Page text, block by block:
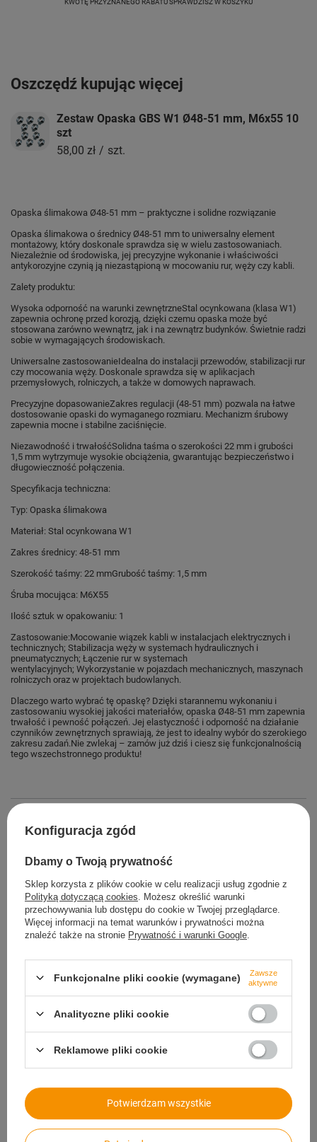
KWOTĘ PRZYZNANEGO RABATU SPRAWDZISZ W KOSZYKU
Oszczędź kupując więcej
Zestaw Opaska GBS W1 Ø48-51 mm, M6x55 10
szt
58,00 zł / szt.
Opaska ślimakowa Ø48-51 mm – praktyczne i solidne rozwiązanie
Opaska ślimakowa o średnicy Ø48-51 mm to uniwersalny element
montażowy, który doskonale sprawdza się w wielu zastosowaniach.
Niezależnie od środowiska, jej precyzyjne wykonanie i właściwości
antykorozyjne czynią ją niezastąpioną w mocowaniu rur, węży czy kabli.
Zalety produktu:
Wysoka odporność na warunki zewnętrzneStal ocynkowana (klasa W1)
zapewnia ochronę przed korozją, dzięki czemu opaska może być
stosowana zarówno wewnątrz, jak i na zewnątrz budynków. Świetnie radzi
sobie w wymagających środowiskach.
Uniwersalne zastosowanieIdealna do instalacji przewodów, stabilizacji rur
czy mocowania węży. Doskonale sprawdza się w aplikacjach
przemysłowych, rolniczych, a także w domowych naprawach.
Precyzyjne dopasowanieZakres regulacji (48-51 mm) pozwala na łatwe
dostosowanie opaski do wymaganego rozmiaru. Mechanizm śrubowy
zapewnia mocne i stabilne zaciśnięcie.
Niezawodność i trwałośćSolidna taśma o szerokości 22 mm i grubości
1,5 mm wytrzymuje wysokie obciążenia, gwarantując bezpieczeństwo i
długowieczność połączenia.
Specyfikacja techniczna:
Typ: Opaska ślimakowa
Materiał: Stal ocynkowana W1
Zakres średnicy: 48-51 mm
Szerokość taśmy: 22 mmGrubość taśmy: 1,5 mm
Śruba mocująca: M6X55
Ilość sztuk w opakowaniu: 1
Zastosowanie:Mocowanie wiązek kabli w instalacjach elektrycznych i
technicznych; Stabilizacja węży w systemach hydraulicznych i
pneumatycznych; Łączenie rur w systemach
wentylacyjnych; Wykorzystanie w pojazdach mechanicznych, maszynach
rolniczych oraz w projektach budowlanych.
Dlaczego warto wybrać tę opaskę? Dzięki starannemu wykonaniu i
zastosowaniu wysokiej jakości materiałów, opaska Ø48-51 mm zapewnia
trwałość i pewność połączeń. Jej elastyczność i odporność na działanie
czynników zewnętrznych sprawiają, że jest to idealny wybór do szerokiego
zakresu zadań.Nie zwlekaj – zamów już dziś i ciesz się funkcjonalnością
tego wszechstronnego produktu!
Podmiot odpowiedzialny za ten
Typ Obejma GBS
Materiał Stal ocynkowana W1
Szerokość taśmy w mm 22
Grubość taśmy w mm 1,5
Średnica obejmy w mm 48-51
Zadaj pytanie a my odpowiemy niezwłocznie,
najciekawsze pytania i odpowiedzi publikując
dla innych.
Konfiguracja zgód
Dbamy o Twoją prywatność
Sklep korzysta z plików cookie w celu realizacji usług zgodnie z
Polityką dotyczącą cookies . Możesz określić warunki
przechowywania lub dostępu do cookie w Twojej przeglądarce.
Więcej informacji na temat warunków i prywatności można
znaleźć także na stronie Prywatność i warunki Google
Funkcjonalne pliki cookie (wymagane)
Zawsze
aktywne
Analityczne pliki cookie
Reklamowe pliki cookie
Potwierdzam wszystkie